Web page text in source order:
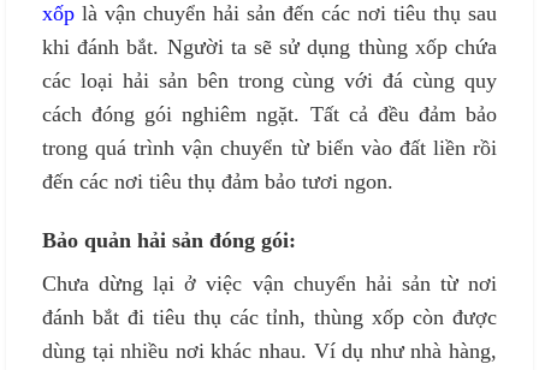
xốp là vận chuyển hải sản đến các nơi tiêu thụ sau
khi đánh bắt. Người ta sẽ sử dụng thùng xốp chứa
các loại hải sản bên trong cùng với đá cùng quy
cách đóng gói nghiêm ngặt. Tất cả đều đảm bảo
trong quá trình vận chuyển từ biển vào đất liền rồi
đến các nơi tiêu thụ đảm bảo tươi ngon.
Bảo quản hải sản đóng gói:
Chưa dừng lại ở việc vận chuyển hải sản từ nơi
đánh bắt đi tiêu thụ các tỉnh, thùng xốp còn được
dùng tại nhiều nơi khác nhau. Ví dụ như nhà hàng,